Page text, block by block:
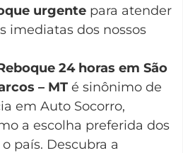
urgente para atender
imediatas dos nossos
24 horas em São
– MT é sinônimo de
em Auto Socorro,
a escolha preferida dos
país. Descubra a